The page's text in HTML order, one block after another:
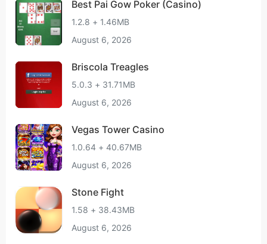
Best Pai Gow Poker (Casino)
1.2.8 + 1.46MB
August 6, 2026
Briscola Treagles
5.0.3 + 31.71MB
August 6, 2026
Vegas Tower Casino
1.0.64 + 40.67MB
August 6, 2026
Stone Fight
1.58 + 38.43MB
August 6, 2026